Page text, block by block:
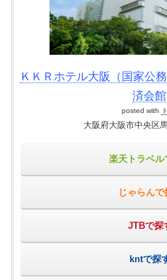
ＫＫＲホテル大阪（国家公
済会館
posted with
大阪府大阪市中央区
楽天トラベル
じゃらんで
JTBで探
kntで探